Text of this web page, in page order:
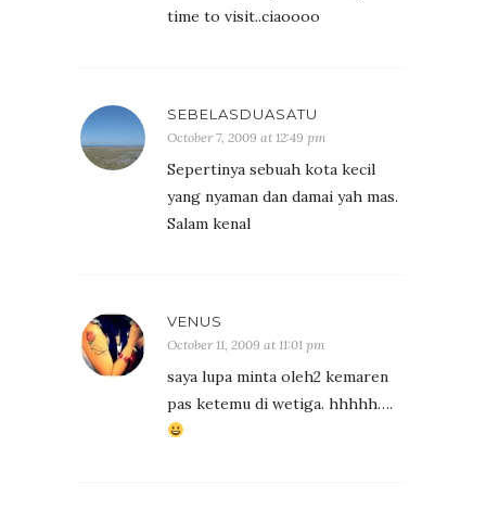
time to visit..ciaoooo
SEBELASDUASATU
October 7, 2009 at 12:49 pm
Sepertinya sebuah kota kecil
yang nyaman dan damai yah mas.
Salam kenal
VENUS
October 11, 2009 at 11:01 pm
saya lupa minta oleh2 kemaren
pas ketemu di wetiga. hhhhh….